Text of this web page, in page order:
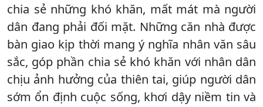
chia sẻ những khó khăn, mất mát mà người
dân đang phải đối mặt. Những căn nhà được
bàn giao kịp thời mang ý nghĩa nhân văn sâu
sắc, góp phần chia sẻ khó khăn với nhân dân
chịu ảnh hưởng của thiên tai, giúp người dân
sớm ổn định cuộc sống, khơi dậy niềm tin và